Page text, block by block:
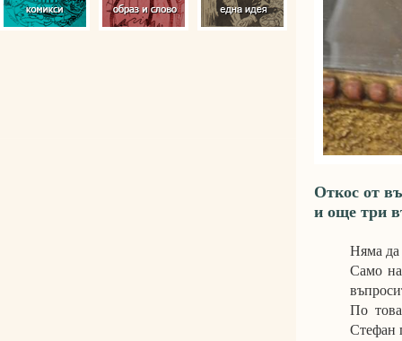
Откос от
и още три
Няма да
Само
По
Стефан